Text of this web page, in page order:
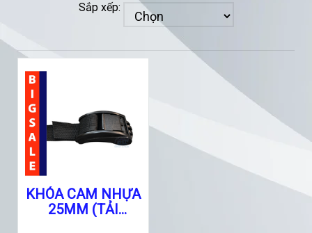
Sắp xếp:
KHÓA CAM NHỰA
25MM (TẢI